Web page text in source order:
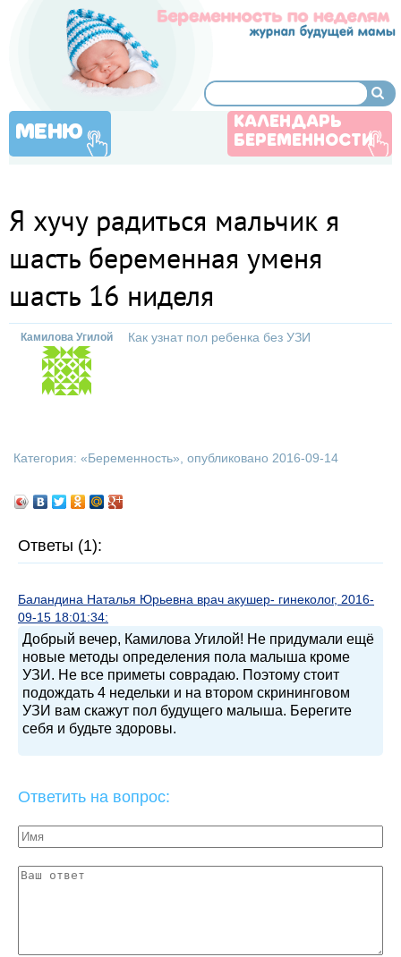
МЕНЮ
КАЛЕНДАРЬ
БЕРЕМЕННОСТИ
Я хучу радиться мальчик я
шасть беременная уменя
шасть 16 ниделя
Камилова Угилой Как узнат пол ребенка без УЗИ
Категория: «Беременность», опубликовано 2016-09-14
Ответы (1):
Баландина Наталья Юрьевна врач акушер- гинеколог, 2016-
09-15 18:01:34:
Добрый вечер, Камилова Угилой! Не придумали ещё
новые методы определения пола малыша кроме
УЗИ. Не все приметы соврадаю. Поэтому стоит
подождать 4 недельки и на втором скрининговом
УЗИ вам скажут пол будущего малыша. Берегите
себя и будьте здоровы.
Ответить на вопрос: